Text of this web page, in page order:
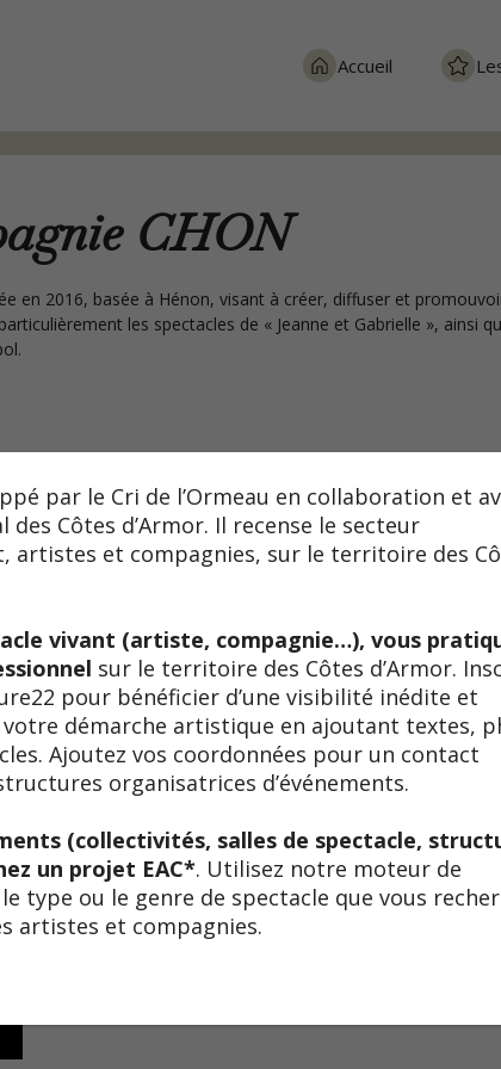
Accueil
CHON
en 2016, basée à Hénon, visant à créer, diffuser et
les spectacles de « Jeanne et Gabrielle », ainsi
par le Cri de l’Ormeau en collaboration et
Côtes d’Armor. Il recense le secteur
artistes et compagnies, sur le territoire des
vivant (artiste, compagnie…), vous
sur le territoire des Côtes d’Armor.
pour bénéficier d’une visibilité inédite et
démarche artistique en ajoutant textes,
Ajoutez vos coordonnées pour un contact
organisatrices d’événements.
(collectivités, salles de spectacle,
un projet EAC*. Utilisez notre moteur de
type ou le genre de spectacle que vous
artistes et compagnies.